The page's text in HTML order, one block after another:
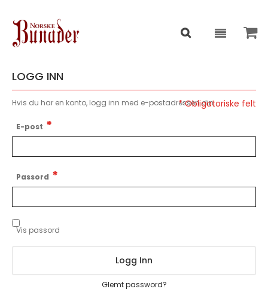
LOGG INN
Hvis du har en konto, logg inn med e-postadressen din.
E-post
Passord
Vis passord
Logg Inn
Glemt password?